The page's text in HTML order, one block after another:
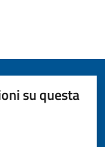
su questa